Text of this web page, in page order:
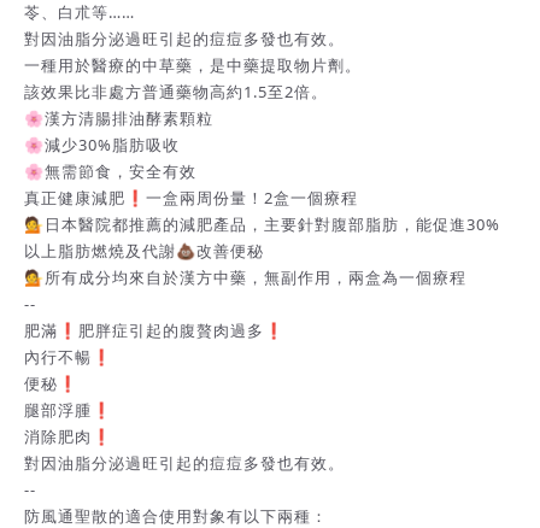
苓、白朮等……
對因油脂分泌過旺引起的痘痘多發也有效。
一種用於醫療的中草藥，是中藥提取物片劑。
該效果比非處方普通藥物高約1.5至2倍。
🌸漢方清腸排油酵素顆粒
🌸減少30%脂肪吸收
🌸無需節食，安全有效
真正健康減肥❗️一盒兩周份量！2盒一個療程
💁日本醫院都推薦的減肥產品，主要針對腹部脂肪，能促進30%
以上脂肪燃燒及代謝💩改善便秘
💁所有成分均來自於漢方中藥，無副作用，兩盒為一個療程
--
肥滿❗️肥胖症引起的腹贅肉過多❗️
內行不暢❗️
便秘❗️
腿部浮腫❗️
消除肥肉❗️
對因油脂分泌過旺引起的痘痘多發也有效。
--
防風通聖散的適合使用對象有以下兩種：